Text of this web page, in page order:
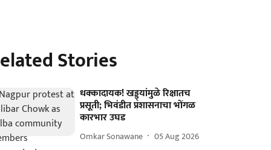
Stories
धक्कादायक! खड्ड्यांमुळे रिक्षातच
प्रसूती; भिवंडीत प्रशासनाचा भोंगळ
कारभार उघड
Omkar Sonawane 05 Aug 2026